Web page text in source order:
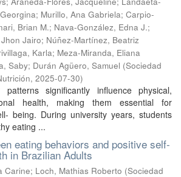
; Murillo, Ana Gabriela; Carpio-
Brian M.; Nava-González, Edna J.;
Jairo; Núñez-Martínez, Beatriz
Karla; Meza-Miranda, Eliana
Saby; Durán Agüero, Samuel (Sociedad
, 2025-07-30)
patterns significantly influence physical,
health, making them essential for
being. During university years, students
eating ...
eating behaviors and positive self-
in Brazilian Adults
Carine; Loch, Mathias Roberto (Sociedad